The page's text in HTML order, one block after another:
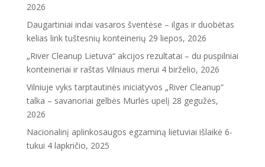
2026
Daugartiniai indai vasaros šventėse – ilgas ir duobėtas
kelias link tuštesnių konteinerių 29 liepos, 2026
„River Cleanup Lietuva“ akcijos rezultatai – du puspilniai
konteineriai ir raštas Vilniaus merui 4 birželio, 2026
Vilniuje vyks tarptautinės iniciatyvos „River Cleanup“
talka – savanoriai gelbės Murlės upelį 28 gegužės,
2026
Nacionalinį aplinkosaugos egzaminą lietuviai išlaikė 6-
tukui 4 lapkričio, 2025